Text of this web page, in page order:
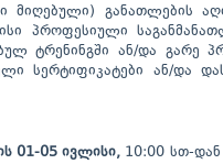
განათლების
პროფესიული
ტრენინგში ან/და გარე
სერტიფიკატები ან/და
01-05 ივლისი, 10:00 სთ-დან